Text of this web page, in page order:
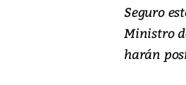
Seguro
Ministro
harán